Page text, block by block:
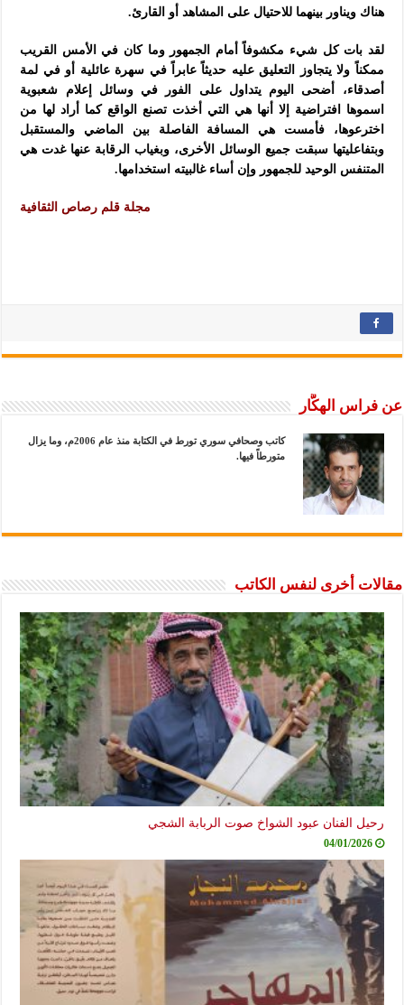
هناك ويناور بينهما للاحتيال على المشاهد أو القارئ.
لقد بات كل شيء مكشوفاً أمام الجمهور وما كان في الأمس القريب
ممكناً ولا يتجاوز التعليق عليه حديثاً عابراً في سهرة عائلية أو في لمة
أصدقاء، أضحى اليوم يتداول على الفور في وسائل إعلام شعبوية
اسموها افتراضية إلا أنها هي التي أخذت تصنع الواقع كما أراد لها من
اخترعوها، فأمست هي المسافة الفاصلة بين الماضي والمستقبل
وبتفاعليتها سبقت جميع الوسائل الأخرى، وبغياب الرقابة عنها غدت هي
المتنفس الوحيد للجمهور وإن أساء غالبيته استخدامها.
مجلة قلم رصاص الثقافية
عن فراس الهكَّار
كاتب وصحافي سوري تورط في الكتابة منذ عام 2006م، وما يزال
متورطاً فيها.
مقالات أخرى لنفس الكاتب
رحيل الفنان عبود الشواخ صوت الربابة الشجي
04/01/2026